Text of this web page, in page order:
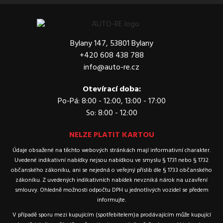
Bylany 147, 53801 Bylany
+420 608 438 788
info@auto-re.cz
Otevírací doba:
Po-Pá: 8:00 - 12:00, 13:00 - 17:00
So: 8:00 - 12:00
NELZE PLATIT KARTOU
Údaje obsažené na těchto webových stránkách mají informativní charakter.
Uvedené indikativní nabídky nejsou nabídkou ve smyslu § 1731 nebo § 1732
občanského zákoníku, ani se nejedná o veřejný příslib dle § 1733 občanského
zákoníku. Z uvedených indikativních nabídek nevzniká nárok na uzavření
smlouvy. Ohledně možnosti odpočtu DPH u jednotlivých vozidel se předem
informujte.
V případě sporu mezi kupujícím (spotřebitelem)a prodávajícím může kupující